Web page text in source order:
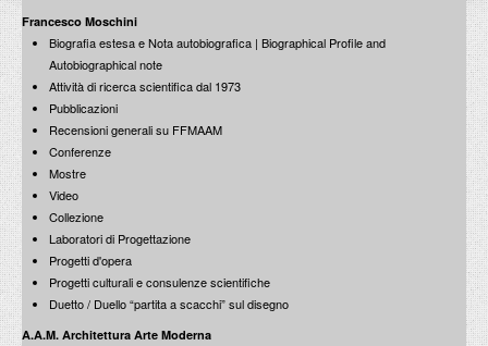
Francesco Moschini
Biografia estesa e Nota autobiografica | Biographical Profile and
Autobiographical note
Attività di ricerca scientifica dal 1973
Pubblicazioni
Recensioni generali su FFMAAM
Conferenze
Mostre
Video
Collezione
Laboratori di Progettazione
Progetti d'opera
Progetti culturali e consulenze scientifiche
Duetto / Duello “partita a scacchi” sul disegno
A.A.M. Architettura Arte Moderna